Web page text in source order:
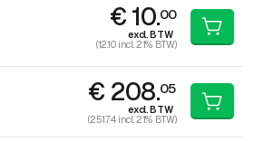
€ 10.00
excl. BTW
(12.10 incl. 21% BTW)
€ 208.05
excl. BTW
(251.74 incl. 21% BTW)